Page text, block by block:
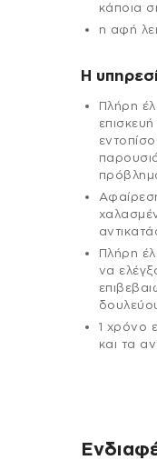
κάποια
η αφή
H
Πλήρη
Πλήρη
να
1 χρόνο
και τα